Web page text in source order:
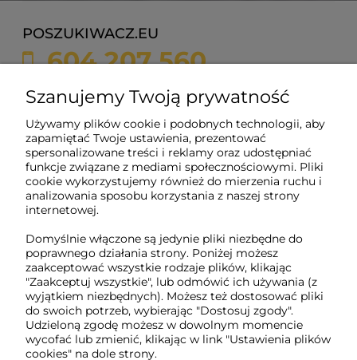
POSZUKIWACZ.EU
604 207 560
ul. Żychonia 9,
85-791 Bydgoszcz,
woj. kujawsko-pomorskie
NIP: 5882358633
REGON: 221079690
O nas
Obsługa klienta
Pomoc
Szanujemy Twoją prywatność
Używamy plików cookie i podobnych technologii, aby
zapamiętać Twoje ustawienia, prezentować
spersonalizowane treści i reklamy oraz udostępniać
funkcje związane z mediami społecznościowymi. Pliki
cookie wykorzystujemy również do mierzenia ruchu i
analizowania sposobu korzystania z naszej strony
internetowej.
Domyślnie włączone są jedynie pliki niezbędne do
poprawnego działania strony. Poniżej możesz
zaakceptować wszystkie rodzaje plików, klikając
"Zaakceptuj wszystkie", lub odmówić ich używania (z
wyjątkiem niezbędnych). Możesz też dostosować pliki
do swoich potrzeb, wybierając "Dostosuj zgody".
Udzieloną zgodę możesz w dowolnym momencie
wycofać lub zmienić, klikając w link "Ustawienia plików
cookies" na dole strony.